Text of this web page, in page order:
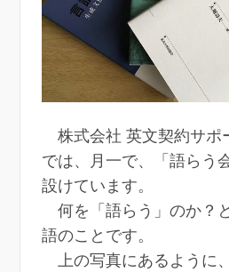
株式会社 英文契約サポ
では、月一で、「語らう
設けています。
何を「語らう」のか？
語のことです。
上の写真にあるように